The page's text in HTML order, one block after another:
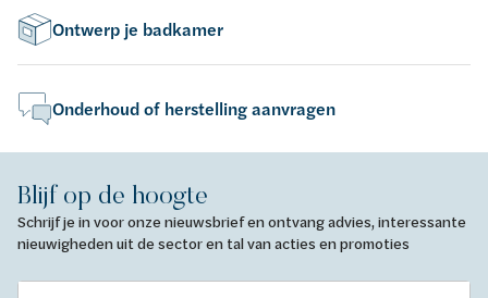
Ontwerp je badkamer
Onderhoud of herstelling aanvragen
Blijf op de hoogte
Schrijf je in voor onze nieuwsbrief en ontvang advies, interessante
nieuwigheden uit de sector en tal van acties en promoties